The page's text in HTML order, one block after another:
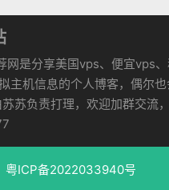
网是分享美国vps、便宜vps
主机信息的个人博客，偶尔
苏负责打理，欢迎加群交流
粤ICP备2022033940号